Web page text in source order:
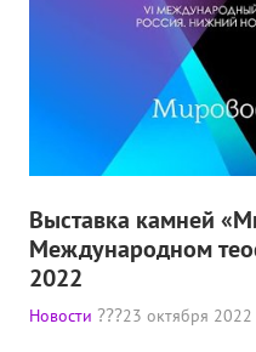
Выставка камней
Международном
2022
Новости 23 октября 2022